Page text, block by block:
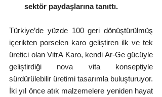
sektör paydaşlarına tanıttı.
Türkiye’de yüzde 100 geri dönüştürülmüş
içerikten porselen karo geliştiren ilk ve tek
üretici olan VitrA Karo, kendi Ar-Ge gücüyle
geliştirdiği nova vita konseptiyle
sürdürülebilir üretimi tasarımla buluşturuyor.
İki yıl önce atık malzemelere yeniden hayat